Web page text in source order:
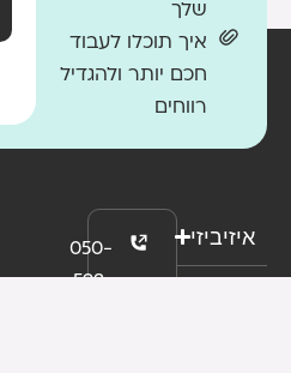
שלך
איך תוכלו לעבוד
חכם יותר ולהגדיל
רווחים
איזיביזי
050-
592-